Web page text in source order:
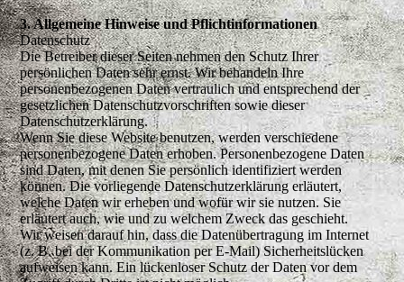
3. Allgemeine Hinweise und Pflichtinformationen
Datenschutz
Die Betreiber dieser Seiten nehmen den Schutz Ihrer
persönlichen Daten sehr ernst. Wir behandeln Ihre
personenbezogenen Daten vertraulich und entsprechend der
gesetzlichen Datenschutzvorschriften sowie dieser
Datenschutzerklärung.
Wenn Sie diese Website benutzen, werden verschiedene
personenbezogene Daten erhoben. Personenbezogene Daten
sind Daten, mit denen Sie persönlich identifiziert werden
können. Die vorliegende Datenschutzerklärung erläutert,
welche Daten wir erheben und wofür wir sie nutzen. Sie
erläutert auch, wie und zu welchem Zweck das geschieht.
Wir weisen darauf hin, dass die Datenübertragung im Internet
(z. B. bei der Kommunikation per E-Mail) Sicherheitslücken
aufweisen kann. Ein lückenloser Schutz der Daten vor dem